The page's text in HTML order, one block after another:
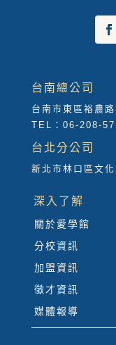
台南總公司
台南市東區裕農
TEL：06-208-
台北分公司
新北市林口區文
深入了解
關於愛學館
分校資訊
加盟資訊
徵才資訊
媒體報導